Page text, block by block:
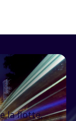
la flotte,